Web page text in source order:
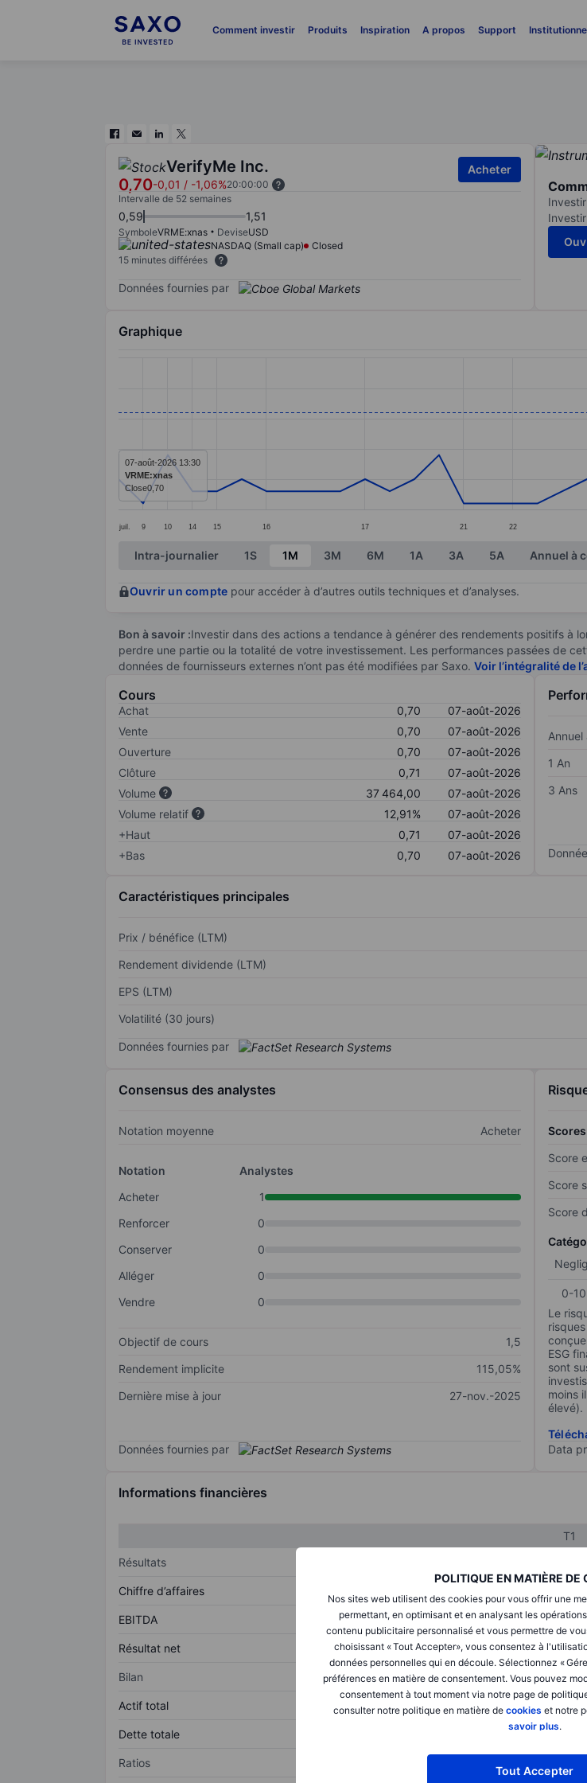
Comment investir Produits Inspiration A propos Support
POLITIQUE EN MATIÈRE DE
Nos sites web utilisent des cookies pour vous offrir une
permettant, en optimisant et en analysant les
contenu publicitaire personnalisé et vous permettre de
choisissant « Tout Accepter», vous consentez à
données personnelles qui en découle. Sélectionnez «
préférences en matière de consentement. Vous pouvez
consentement à tout moment via notre page de
consulter notre politique en matière de cookies et notre
savoir plus.
Tout Accepter
VerifyMe Inc.
0,70-0,01 / -1,06%20:00:00
Acheter
Intervalle de 52 semaines
0,59 1,51
SymboleVRME:xnas DeviseUSD
NASDAQ (Small cap)
Closed
15 minutes différées
Données fournies par
Graphique
juil. 9 10 14 15 16 17 21 22
07-août-2026 13:30
VRME:xnas
Close0,70
End of interactive chart.
Intra-journalier 1S 1M 3M 6M 1A 3A 5A Annuel à
Ouvrir un compte pour accéder à d’autres outils techniques et d’analyses.
Bon à savoir :Investir dans des actions a tendance à générer des rendements positifs à
perdre une partie ou la totalité de votre investissement. Les performances passées de
données de fournisseurs externes n’ont pas été modifiées par Saxo. Voir l’intégralité de
Cours
Achat 0,70
07-août-2026
Vente
0,70
07-août-2026
Ouverture
0,70
07-août-2026
Clôture
0,71
07-août-2026
Volume
37 464,00
07-août-2026
Volume relatif
12,91%
07-août-2026
+Haut
0,71
07-août-2026
+Bas
0,70 07-août-2026
Annuel
1 An
3 Ans
Caractéristiques principales
Prix / bénéfice (LTM)
Rendement dividende (LTM)
EPS (LTM)
Volatilité (30 jours)
Données fournies par
Consensus des analystes
Notation moyenne Acheter
Notation
Analystes
Acheter
1
Renforcer
0
Conserver
0
Alléger
0
Vendre
0
Objectif de cours
1,5
Rendement implicite
115,05%
Dernière mise à jour
27-nov.-2025
Données fournies par
Score
Score
Score
0-10
Le
ESG
sont
moins
élevé).
Data
Informations financières
T1
Résultats
Chiffre d’affaires
EBITDA XXXXXXX
Résultat net XXXXXXX
Bilan
Actif total XXXXXXX
Dette totale XXXXXXX
Ratios